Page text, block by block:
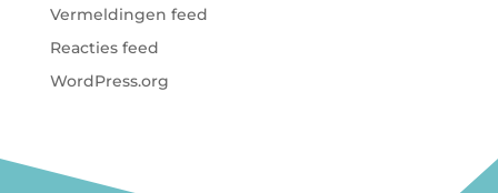
Vermeldingen feed
Reacties feed
WordPress.org